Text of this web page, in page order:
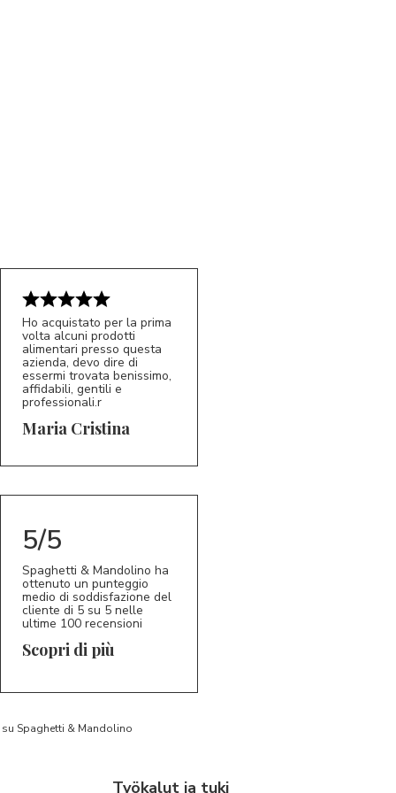
MC 5/5
Ho acquistato per la prima
volta alcuni prodotti
alimentari presso questa
azienda, devo dire di
essermi trovata benissimo,
affidabili, gentili e
professionali.r
Maria Cristina
5/5
Spaghetti & Mandolino ha
ottenuto un punteggio
medio di soddisfazione del
cliente di 5 su 5 nelle
ultime 100 recensioni
Scopri di più
Spaghetti & Mandolino
Työkalut ja tuki